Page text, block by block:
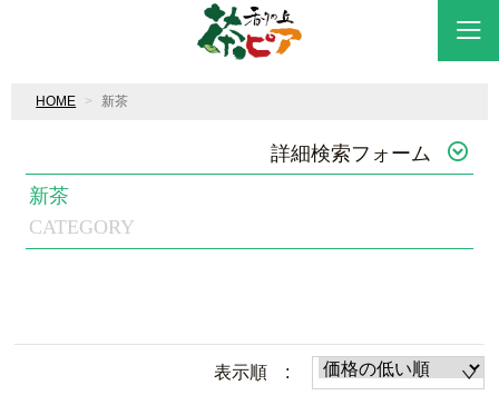
HOME 新茶
詳細検索フォーム
CATEGORY
新茶
表示順 :